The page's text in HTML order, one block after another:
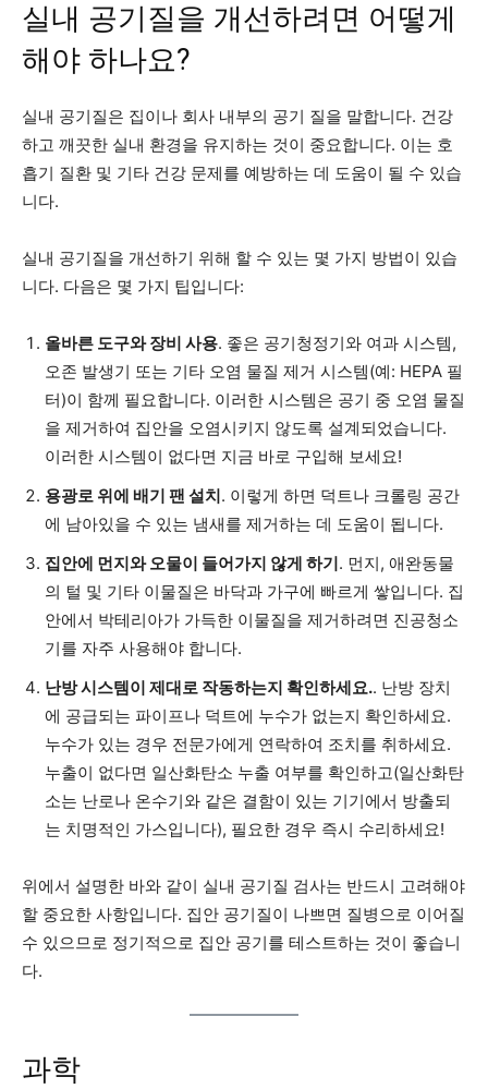
실내 공기질을 개선하려면 어떻게
해야 하나요?
실내 공기질은 집이나 회사 내부의 공기 질을 말합니다. 건강
하고 깨끗한 실내 환경을 유지하는 것이 중요합니다. 이는 호
흡기 질환 및 기타 건강 문제를 예방하는 데 도움이 될 수 있습
니다.
실내 공기질을 개선하기 위해 할 수 있는 몇 가지 방법이 있습
니다. 다음은 몇 가지 팁입니다:
올바른 도구와 장비 사용. 좋은 공기청정기와 여과 시스템,
오존 발생기 또는 기타 오염 물질 제거 시스템(예: HEPA 필
터)이 함께 필요합니다. 이러한 시스템은 공기 중 오염 물질
을 제거하여 집안을 오염시키지 않도록 설계되었습니다.
이러한 시스템이 없다면 지금 바로 구입해 보세요!
용광로 위에 배기 팬 설치. 이렇게 하면 덕트나 크롤링 공간
에 남아있을 수 있는 냄새를 제거하는 데 도움이 됩니다.
집안에 먼지와 오물이 들어가지 않게 하기. 먼지, 애완동물
의 털 및 기타 이물질은 바닥과 가구에 빠르게 쌓입니다. 집
안에서 박테리아가 가득한 이물질을 제거하려면 진공청소
기를 자주 사용해야 합니다.
난방 시스템이 제대로 작동하는지 확인하세요.. 난방 장치
에 공급되는 파이프나 덕트에 누수가 없는지 확인하세요.
누수가 있는 경우 전문가에게 연락하여 조치를 취하세요.
누출이 없다면 일산화탄소 누출 여부를 확인하고(일산화탄
소는 난로나 온수기와 같은 결함이 있는 기기에서 방출되
는 치명적인 가스입니다), 필요한 경우 즉시 수리하세요!
위에서 설명한 바와 같이 실내 공기질 검사는 반드시 고려해야
할 중요한 사항입니다. 집안 공기질이 나쁘면 질병으로 이어질
수 있으므로 정기적으로 집안 공기를 테스트하는 것이 좋습니
다.
과학